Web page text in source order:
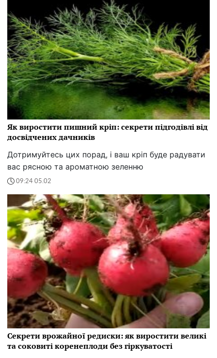
Як виростити пишний кріп: секрети підгодівлі від
досвідчених дачників
Дотримуйтесь цих порад, і ваш кріп буде радувати
вас рясною та ароматною зеленню
09:24 05.02
Секрети врожайної редиски: як виростити великі
та соковиті коренеплоди без гіркуватості